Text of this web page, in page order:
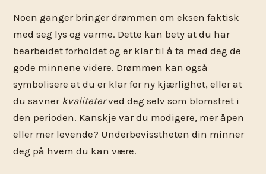
Noen ganger bringer drømmen om eksen faktisk
med seg lys og varme. Dette kan bety at du har
bearbeidet forholdet og er klar til å ta med deg de
gode minnene videre. Drømmen kan også
symbolisere at du er klar for ny kjærlighet, eller at
du savner kvaliteterved deg selv som blomstret i
den perioden. Kanskje var du modigere, mer åpen
eller mer levende? Underbevisstheten din minner
deg på hvem du kan være.